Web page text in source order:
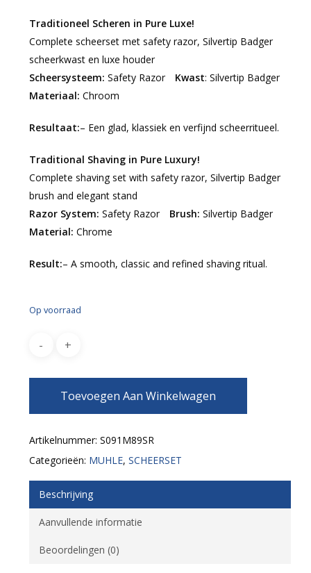
Traditioneel Scheren in Pure Luxe!
Complete scheerset met safety razor, Silvertip Badger
scheerkwast en luxe houder
Scheersysteem: Safety Razor Kwast: Silvertip Badger
Materiaal: Chroom
Resultaat:– Een glad, klassiek en verfijnd scheerritueel.
Traditional Shaving in Pure Luxury!
Complete shaving set with safety razor, Silvertip Badger
brush and elegant stand
Razor System: Safety Razor Brush: Silvertip Badger
Material: Chrome
Result:– A smooth, classic and refined shaving ritual.
Op voorraad
Toevoegen Aan Winkelwagen
Artikelnummer: S091M89SR
Categorieën: MUHLE, SCHEERSET
Beschrijving
Aanvullende informatie
Beoordelingen (0)